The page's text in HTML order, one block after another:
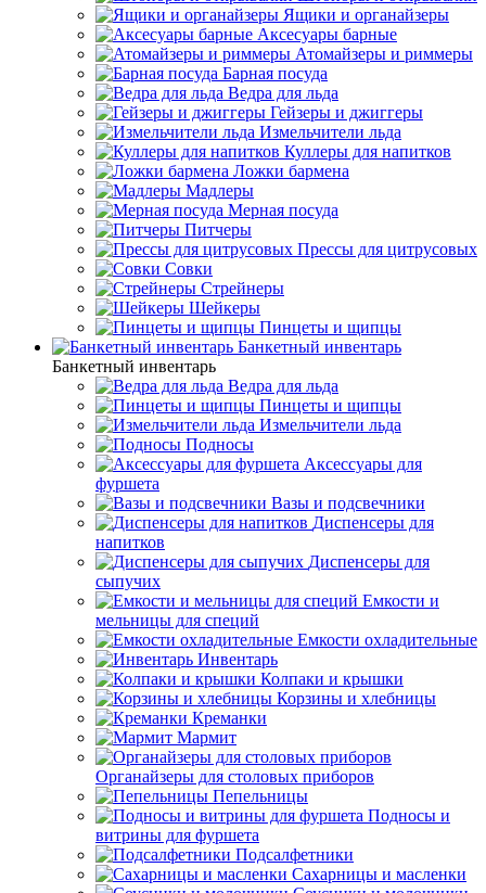
Ящики и органайзеры
Аксесуары барные
Атомайзеры и риммеры
Барная посуда
Ведра для льда
Гейзеры и джиггеры
Измельчители льда
Куллеры для напитков
Ложки бармена
Мадлеры
Мерная посуда
Питчеры
Прессы для цитрусовых
Совки
Стрейнеры
Шейкеры
Пинцеты и щипцы
Банкетный инвентарь
Банкетный инвентарь
Ведра для льда
Пинцеты и щипцы
Измельчители льда
Подносы
Аксессуары для
фуршета
Вазы и подсвечники
Диспенсеры для
напитков
Диспенсеры для
сыпучих
Емкости и
мельницы для специй
Емкости охладительные
Инвентарь
Колпаки и крышки
Корзины и хлебницы
Креманки
Мармит
Органайзеры для столовых приборов
Пепельницы
Подносы и
витрины для фуршета
Подсалфетники
Сахарницы и масленки